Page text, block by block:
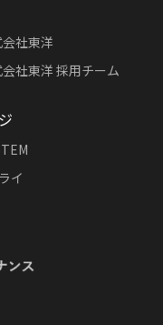
社東洋
社東洋 採用チーム
イ